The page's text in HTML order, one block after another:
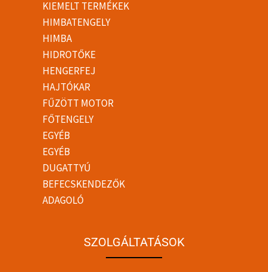
KIEMELT TERMÉKEK
HIMBATENGELY
HIMBA
HIDROTŐKE
HENGERFEJ
HAJTÓKAR
FŰZÖTT MOTOR
FŐTENGELY
EGYÉB
EGYÉB
DUGATTYÚ
BEFECSKENDEZŐK
ADAGOLÓ
SZOLGÁLTATÁSOK